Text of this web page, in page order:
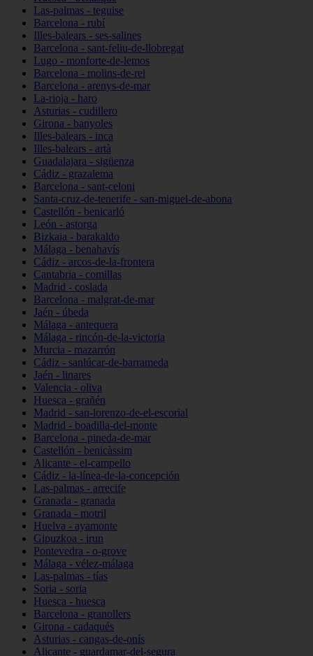
Las-palmas - teguise
Barcelona - rubí
Illes-balears - ses-salines
Barcelona - sant-feliu-de-llobregat
Lugo - monforte-de-lemos
Barcelona - molins-de-rei
Barcelona - arenys-de-mar
La-rioja - haro
Asturias - cudillero
Girona - banyoles
Illes-balears - inca
Illes-balears - artà
Guadalajara - sigüenza
Cádiz - grazalema
Barcelona - sant-celoni
Santa-cruz-de-tenerife - san-miguel-de-abona
Castellón - benicarló
León - astorga
Bizkaia - barakaldo
Málaga - benahavís
Cádiz - arcos-de-la-frontera
Cantabria - comillas
Madrid - coslada
Barcelona - malgrat-de-mar
Jaén - úbeda
Málaga - antequera
Málaga - rincón-de-la-victoria
Murcia - mazarrón
Cádiz - sanlúcar-de-barrameda
Jaén - linares
Valencia - oliva
Huesca - grañén
Madrid - san-lorenzo-de-el-escorial
Madrid - boadilla-del-monte
Barcelona - pineda-de-mar
Castellón - benicàssim
Alicante - el-campello
Cádiz - la-línea-de-la-concepción
Las-palmas - arrecife
Granada - granada
Granada - motril
Huelva - ayamonte
Gipuzkoa - irun
Pontevedra - o-grove
Málaga - vélez-málaga
Las-palmas - tías
Soria - soria
Huesca - huesca
Barcelona - granollers
Girona - cadaqués
Asturias - cangas-de-onís
Alicante - guardamar-del-segura